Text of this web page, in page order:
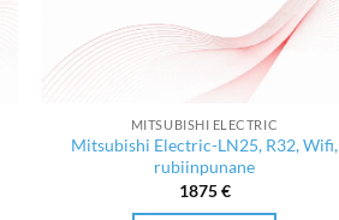
MITSUBISHI ELECTRIC
Mitsubishi Electric-LN25, R32, Wifi,
rubiinpunane
1875€